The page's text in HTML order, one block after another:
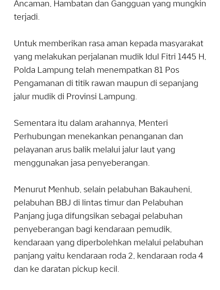
Ancaman, Hambatan dan Gangguan yang mungkin
terjadi.
Untuk memberikan rasa aman kepada masyarakat
yang melakukan perjalanan mudik Idul Fitri 1445 H,
Polda Lampung telah menempatkan 81 Pos
Pengamanan di titik rawan maupun di sepanjang
jalur mudik di Provinsi Lampung.
Sementara itu dalam arahannya, Menteri
Perhubungan menekankan penanganan dan
pelayanan arus balik melalui jalur laut yang
menggunakan jasa penyeberangan.
Menurut Menhub, selain pelabuhan Bakauheni,
pelabuhan BBJ di lintas timur dan Pelabuhan
Panjang juga difungsikan sebagai pelabuhan
penyeberangan bagi kendaraan pemudik,
kendaraan yang diperbolehkan melalui pelabuhan
panjang yaitu kendaraan roda 2, kendaraan roda 4
dan ke daratan pickup kecil.